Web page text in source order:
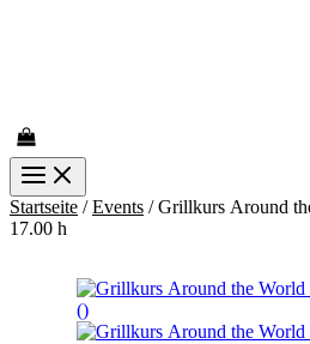
Startseite /Events / Grillkurs Around
17.00 h